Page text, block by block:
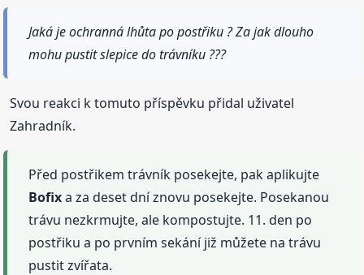
Jaká je ochranná lhůta po postřiku ? Za jak dlouho
mohu pustit slepice do trávníku ???
Svou reakci k tomuto příspěvku přidal uživatel
Zahradník.
Před postřikem trávník posekejte, pak aplikujte
Bofixa za deset dní znovu posekejte. Posekanou
trávu nezkrmujte, ale kompostujte. 11. den po
postřiku a po prvním sekání již můžete na trávu
pustit zvířata.